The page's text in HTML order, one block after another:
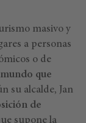
masivo y
a personas
o de
que
su alcalde, Jan
de
supone la